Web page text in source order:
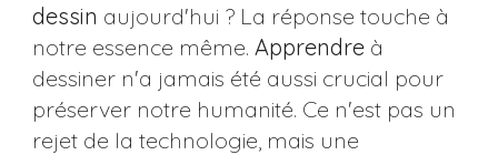
dessin aujourd'hui ? La réponse touche à
notre essence même. Apprendreà
dessiner n'a jamais été aussi crucial pour
préserver notre humanité. Ce n'est pas un
rejet de la technologie, mais une